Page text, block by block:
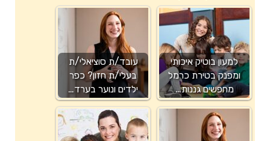
למעון בוטיק איכותי
ומפנק בטירת כרמל
מחפשים גננות…
עובד/ת סוציאלי/ת
בעלי/ת חזון? כפר
ילדים ונוער בערד…